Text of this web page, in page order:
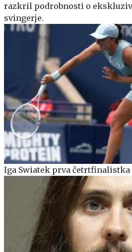
razkril podrobnosti o
svingerje.
Iga Swiatek prva četrtfinalistka